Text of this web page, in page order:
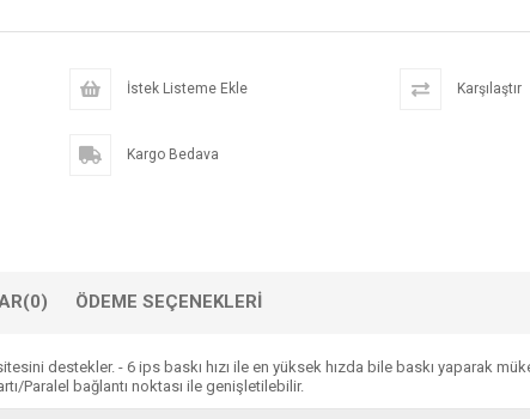
İstek Listeme Ekle Karşılaştır
Kargo Bedava
(0) ÖDEME SEÇENEKLERI
destekler. - 6 ips baskı hızı ile en yüksek hızda bile baskı yaparak
Paralel bağlantı noktası ile genişletilebilir.